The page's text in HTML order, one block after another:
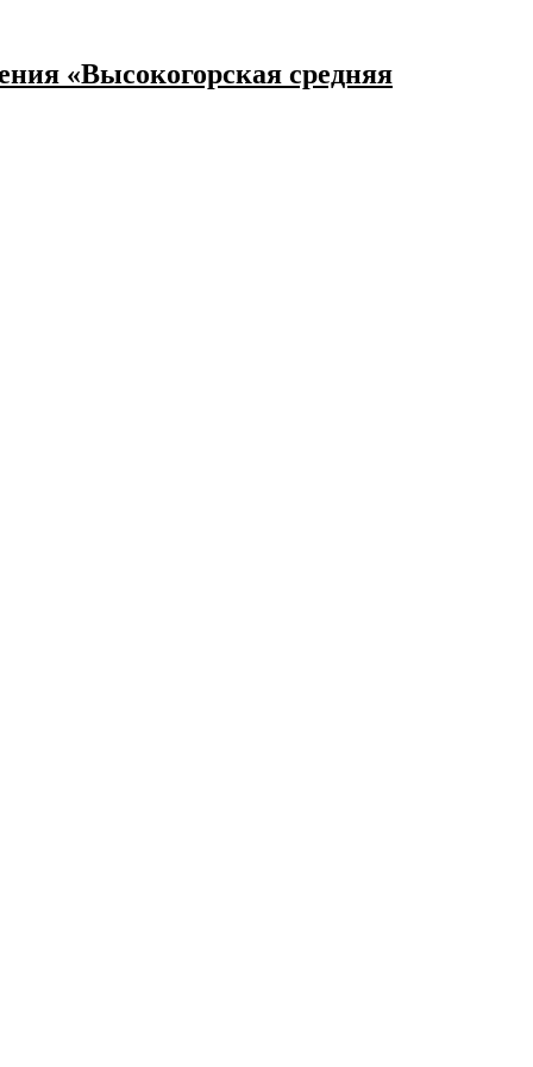
«Высокогорская средняя